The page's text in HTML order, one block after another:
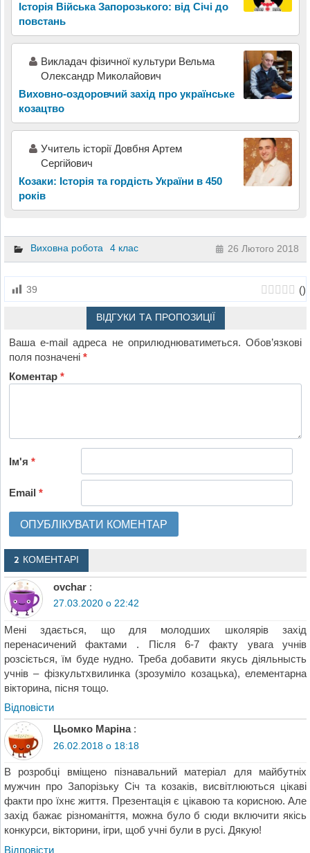
Історія Війська Запорозького: від Січі до
повстань
Викладач фізичної культури Вельма
Олександр Миколайович
Виховно-оздоровчий захід про українське
козацтво
Учитель історії Довбня Артем
Сергійович
Козаки: Історія та гордість України в 450
років
Виховна робота 4 клас 26 Лютого 2018
39 ()
ВІДГУКИ ТА ПРОПОЗИЦІЇ
Ваша e-mail адреса не оприлюднюватиметься. Обов’язкові
поля позначені*
Коментар*
Ім'я*
Email*
2 КОМЕНТАРІ
ovchar :
27.03.2020 о 22:42
Мені здається, що для молодших школярів захід
перенасичений фактами . Після 6-7 факту увага учнів
розсіється, їм буде нудно. Треба добавити якусь діяльнысть
учнів – фізкультхвилинка (зрозуміло козацька), елементарна
вікторина, пісня тощо.
Відповіcти
Цьомко Маріна :
26.02.2018 о 18:18
В розробці вміщено пізнавальний матеріал для майбутніх
мужчин про Запорізьку Січ та козаків, висвітлюються цікаві
факти про їхнє життя. Презентація є цікавою та корисною. Але
захід бажає різноманіття, можна було б сюди включити якісь
конкурси, вікторини, ігри, щоб учні були в русі. Дякую!
Відповіcти